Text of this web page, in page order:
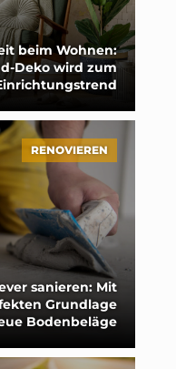
beim Wohnen:
Deko wird zum
RENOVIEREN
sanieren: Mit
Grundlage
Bodenbeläge